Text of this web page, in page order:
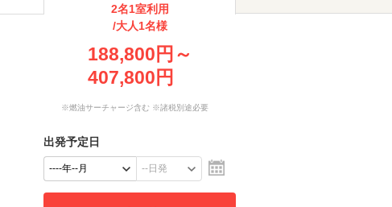
2名1室利用
/大人1名様
188,800円～
407,800円
※燃油サーチャージ含む ※諸税別途必要
出発予定日